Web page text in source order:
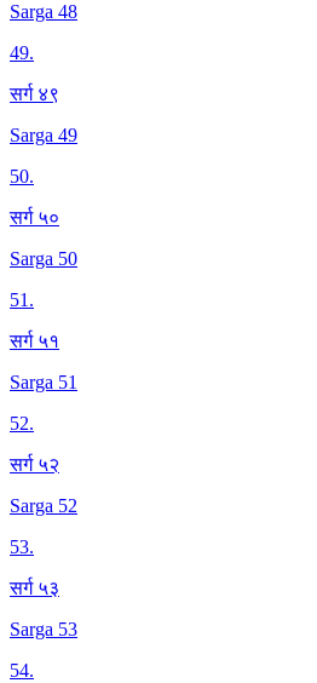
Sarga 48
49.
सर्ग ४९
Sarga 49
50.
सर्ग ५०
Sarga 50
51.
सर्ग ५१
Sarga 51
52.
सर्ग ५२
Sarga 52
53.
सर्ग ५३
Sarga 53
54.